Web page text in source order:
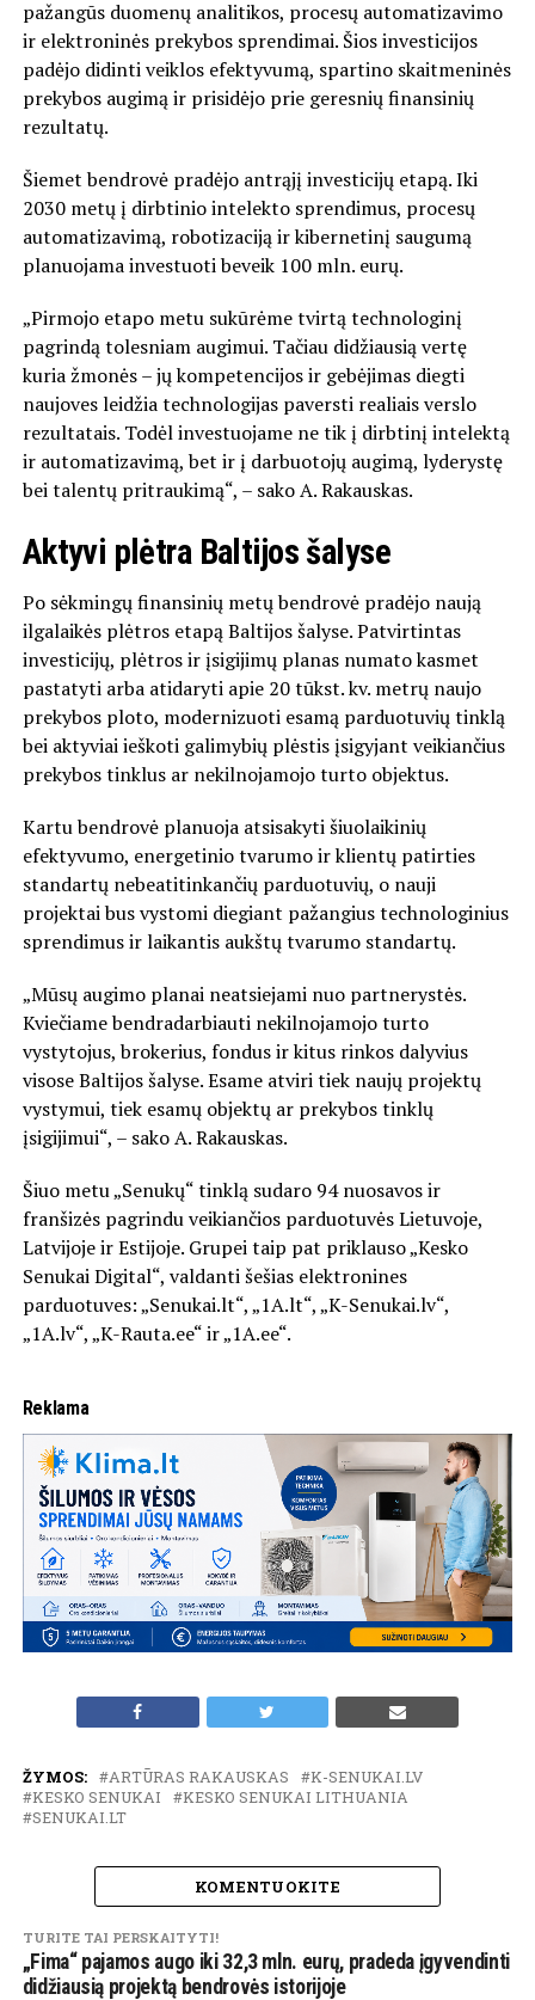
pažangūs duomenų analitikos, procesų automatizavimo
ir elektroninės prekybos sprendimai. Šios investicijos
padėjo didinti veiklos efektyvumą, spartino skaitmeninės
prekybos augimą ir prisidėjo prie geresnių finansinių
rezultatų.
Šiemet bendrovė pradėjo antrąjį investicijų etapą. Iki
2030 metų į dirbtinio intelekto sprendimus, procesų
automatizavimą, robotizaciją ir kibernetinį saugumą
planuojama investuoti beveik 100 mln. eurų.
„Pirmojo etapo metu sukūrėme tvirtą technologinį
pagrindą tolesniam augimui. Tačiau didžiausią vertę
kuria žmonės – jų kompetencijos ir gebėjimas diegti
naujoves leidžia technologijas paversti realiais verslo
rezultatais. Todėl investuojame ne tik į dirbtinį intelektą
ir automatizavimą, bet ir į darbuotojų augimą, lyderystę
bei talentų pritraukimą“, – sako A. Rakauskas.
Aktyvi plėtra Baltijos šalyse
Po sėkmingų finansinių metų bendrovė pradėjo naują
ilgalaikės plėtros etapą Baltijos šalyse. Patvirtintas
investicijų, plėtros ir įsigijimų planas numato kasmet
pastatyti arba atidaryti apie 20 tūkst. kv. metrų naujo
prekybos ploto, modernizuoti esamą parduotuvių tinklą
bei aktyviai ieškoti galimybių plėstis įsigyjant veikiančius
prekybos tinklus ar nekilnojamojo turto objektus.
Kartu bendrovė planuoja atsisakyti šiuolaikinių
efektyvumo, energetinio tvarumo ir klientų patirties
standartų nebeatitinkančių parduotuvių, o nauji
projektai bus vystomi diegiant pažangius technologinius
sprendimus ir laikantis aukštų tvarumo standartų.
„Mūsų augimo planai neatsiejami nuo partnerystės.
Kviečiame bendradarbiauti nekilnojamojo turto
vystytojus, brokerius, fondus ir kitus rinkos dalyvius
visose Baltijos šalyse. Esame atviri tiek naujų projektų
vystymui, tiek esamų objektų ar prekybos tinklų
įsigijimui“, – sako A. Rakauskas.
Šiuo metu „Senukų“ tinklą sudaro 94 nuosavos ir
franšizės pagrindu veikiančios parduotuvės Lietuvoje,
Latvijoje ir Estijoje. Grupei taip pat priklauso „Kesko
Senukai Digital“, valdanti šešias elektronines
parduotuves: „Senukai.lt“, „1A.lt“, „K-Senukai.lv“,
„1A.lv“, „K-Rauta.ee“ ir „1A.ee“.
Reklama
ŽYMOS: ARTŪRAS RAKAUSKAS
K-SENUKAI.LV
KESKO SENUKAI
KESKO SENUKAI LITHUANIA
SENUKAI.LT
KOMENTUOKITE
TURITE TAI PERSKAITYTI!
„Fima“ pajamos augo iki 32,3 mln. eurų, pradeda įgyvendinti
didžiausią projektą bendrovės istorijoje